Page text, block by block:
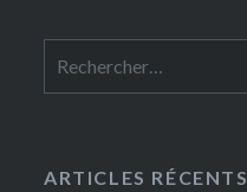
ARTICLES RÉCENTS